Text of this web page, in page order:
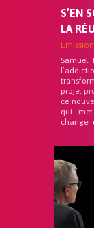
S’EN
LA
Samuel
projet
ce
qui
changer